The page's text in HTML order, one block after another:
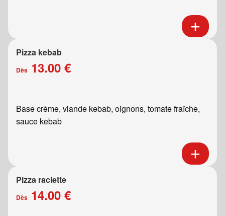
Pizza kebab
Dès 13.00 €
Base crème, viande kebab, oignons, tomate fraîche,
sauce kebab
Pizza raclette
Dès 14.00 €